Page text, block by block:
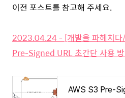
이전 포스트를 참고해 주세요.
2023.04.24 - [개발을 파헤치다
Pre-Signed URL 초간단 사용